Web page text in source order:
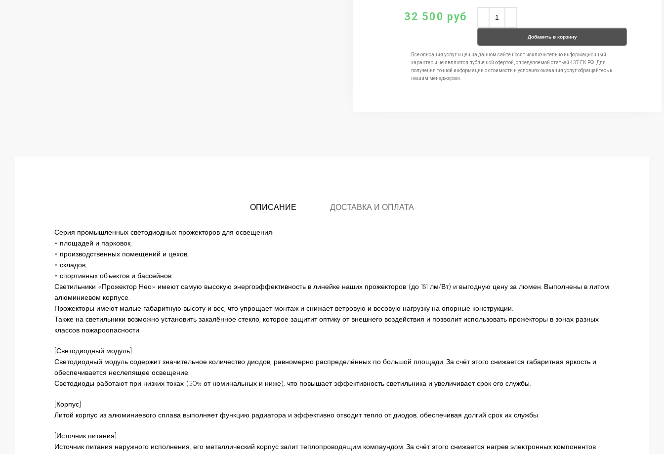
32 500 руб
Добавить в корзину
Все описания услуг и цен на данном сайте носят исключительно информационный
характер и не являются публичной офертой, определяемой статьей 437 ГК РФ. Для
получения точной информации о стоимости и условиях оказания услуг обращайтесь к
нашим менеджерам.
ОПИСАНИЕ ДОСТАВКА И ОПЛАТА
Серия промышленных светодиодных прожекторов для освещения:
• площадей и парковок,
• производственных помещений и цехов,
• складов,
• спортивных объектов и бассейнов.
Светильники «Прожектор Нео» имеют самую высокую энергоэффективность в линейке наших прожекторов (до 181 лм/Вт) и выгодную цену за люмен. Выполнены в литом
алюминиевом корпусе.
Прожекторы имеют малые габаритную высоту и вес, что упрощает монтаж и снижает ветровую и весовую нагрузку на опорные конструкции.
Также на светильники возможно установить закалённое стекло, которое защитит оптику от внешнего воздействия и позволит использовать прожекторы в зонах разных
классов пожароопасности.
[Светодиодный модуль]
Светодиодный модуль содержит значительное количество диодов, равномерно распределённых по большой площади. За счёт этого снижается габаритная яркость и
обеспечивается неслепящее освещение.
Светодиоды работают при низких токах (50% от номинальных и ниже), что повышает эффективность светильника и увеличивает срок его службы.
[Корпус]
Литой корпус из алюминиевого сплава выполняет функцию радиатора и эффективно отводит тепло от диодов, обеспечивая долгий срок их службы.
[Источник питания]
Источник питания наружного исполнения, его металлический корпус залит теплопроводящим компаундом. За счёт этого снижается нагрев электронных компонентов